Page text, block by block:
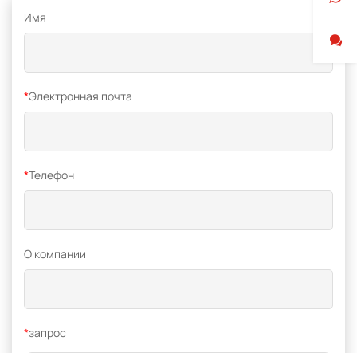
Имя
*Электронная почта
*Телефон
O компании
*запрос